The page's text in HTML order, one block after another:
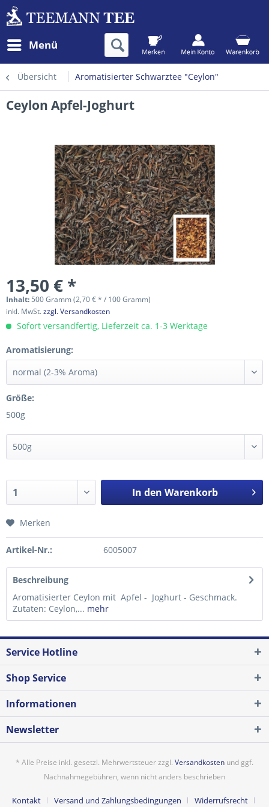
Menü
Übersicht Aromatisierter Schwarztee "Ceylon"
Ceylon Apfel-Joghurt
13,50 € *
Inhalt: 500 Gramm (2,70 € * / 100 Gramm)
inkl. MwSt.zzgl. Versandkosten
Sofort versandfertig, Lieferzeit ca. 1-3 Werktage
Aromatisierung:
Größe:
500g
In den Warenkorb
Merken
Artikel-Nr.: 6005007
Beschreibung
Aromatisierter Ceylon mit Apfel - Joghurt - Geschmack.
Zutaten: Ceylon,... mehr
Service Hotline
Shop Service
Informationen
Newsletter
* Alle Preise inkl. gesetzl. Mehrwertsteuer zzgl. Versandkosten und ggf.
Nachnahmegebühren, wenn nicht anders beschrieben
Kontakt Versand und Zahlungsbedingungen Widerrufsrecht